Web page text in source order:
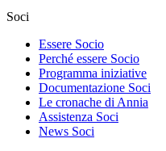
Soci
Essere Socio
Perché essere Socio
Programma iniziative
Documentazione Soci
Le cronache di Annia
Assistenza Soci
News Soci